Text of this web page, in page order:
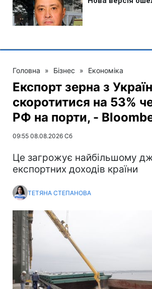
Головна » Бізнес » Економіка
Експорт зерна з
скоротитися на 53%
РФ на порти, -
09:55 08.08.2026 Сб
Це загрожує найбільшому
експортних доходів країни
ТЕТЯНА СТЕПАНОВА